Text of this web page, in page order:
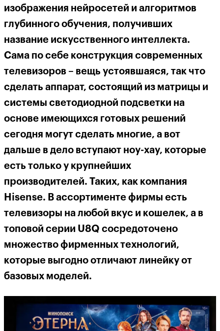
изображения нейросетей и алгоритмов
глубинного обучения, получивших
название искусственного интеллекта.
Сама по себе конструкция современных
телевизоров – вещь устоявшаяся, так что
сделать аппарат, состоящий из матрицы и
системы светодиодной подсветки на
основе имеющихся готовых решений
сегодня могут сделать многие, а вот
дальше в дело вступают ноу-хау, которые
есть только у крупнейших
производителей. Таких, как компания
H isense. В ассортименте фирмы есть
телевизоры на любой вкус и кошелек, а в
топовой серии U8Q сосредоточено
множество фирменных технологий,
которые выгодно отличают линейку от
базовых моделей.